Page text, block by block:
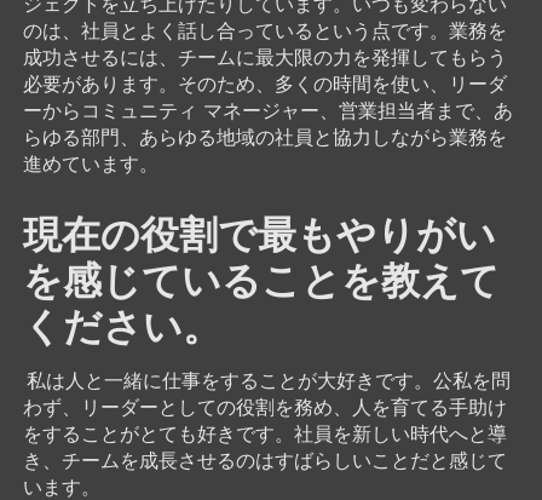
のは、社員とよく話し合っているという点です。業務を
成功させるには、チームに最大限の力を発揮してもらう
必要があります。そのため、多くの時間を使い、リーダ
ーからコミュニティ マネージャー、営業担当者まで、あ
らゆる部門、あらゆる地域の社員と協力しながら業務を
進めています。
現在の役割で最もやりがい
を感じていることを教えて
ください。
私は人と一緒に仕事をすることが大好きです。公私を問
わず、リーダーとしての役割を務め、人を育てる手助け
をすることがとても好きです。社員を新しい時代へと導
き、チームを成長させるのはすばらしいことだと感じて
います。